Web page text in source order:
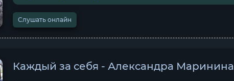
Слушать онлайн
Каждый за себя - Александра Маринина